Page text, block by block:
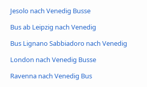
Jesolo nach Venedig Busse
Bus ab Leipzig nach Venedig
Bus Lignano Sabbiadoro nach Venedig
London nach Venedig Busse
Ravenna nach Venedig Bus